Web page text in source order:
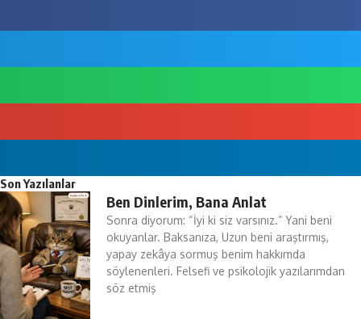
Son Yazılanlar
Ben Dinlerim, Bana Anlat
Sonra diyorum: “İyi ki siz varsınız.” Yani beni
okuyanlar. Baksanıza, Uzun beni araştırmış,
yapay zekâya sormuş benim hakkımda
söylenenleri. Felsefi ve psikolojik yazılarımdan
söz etmiş